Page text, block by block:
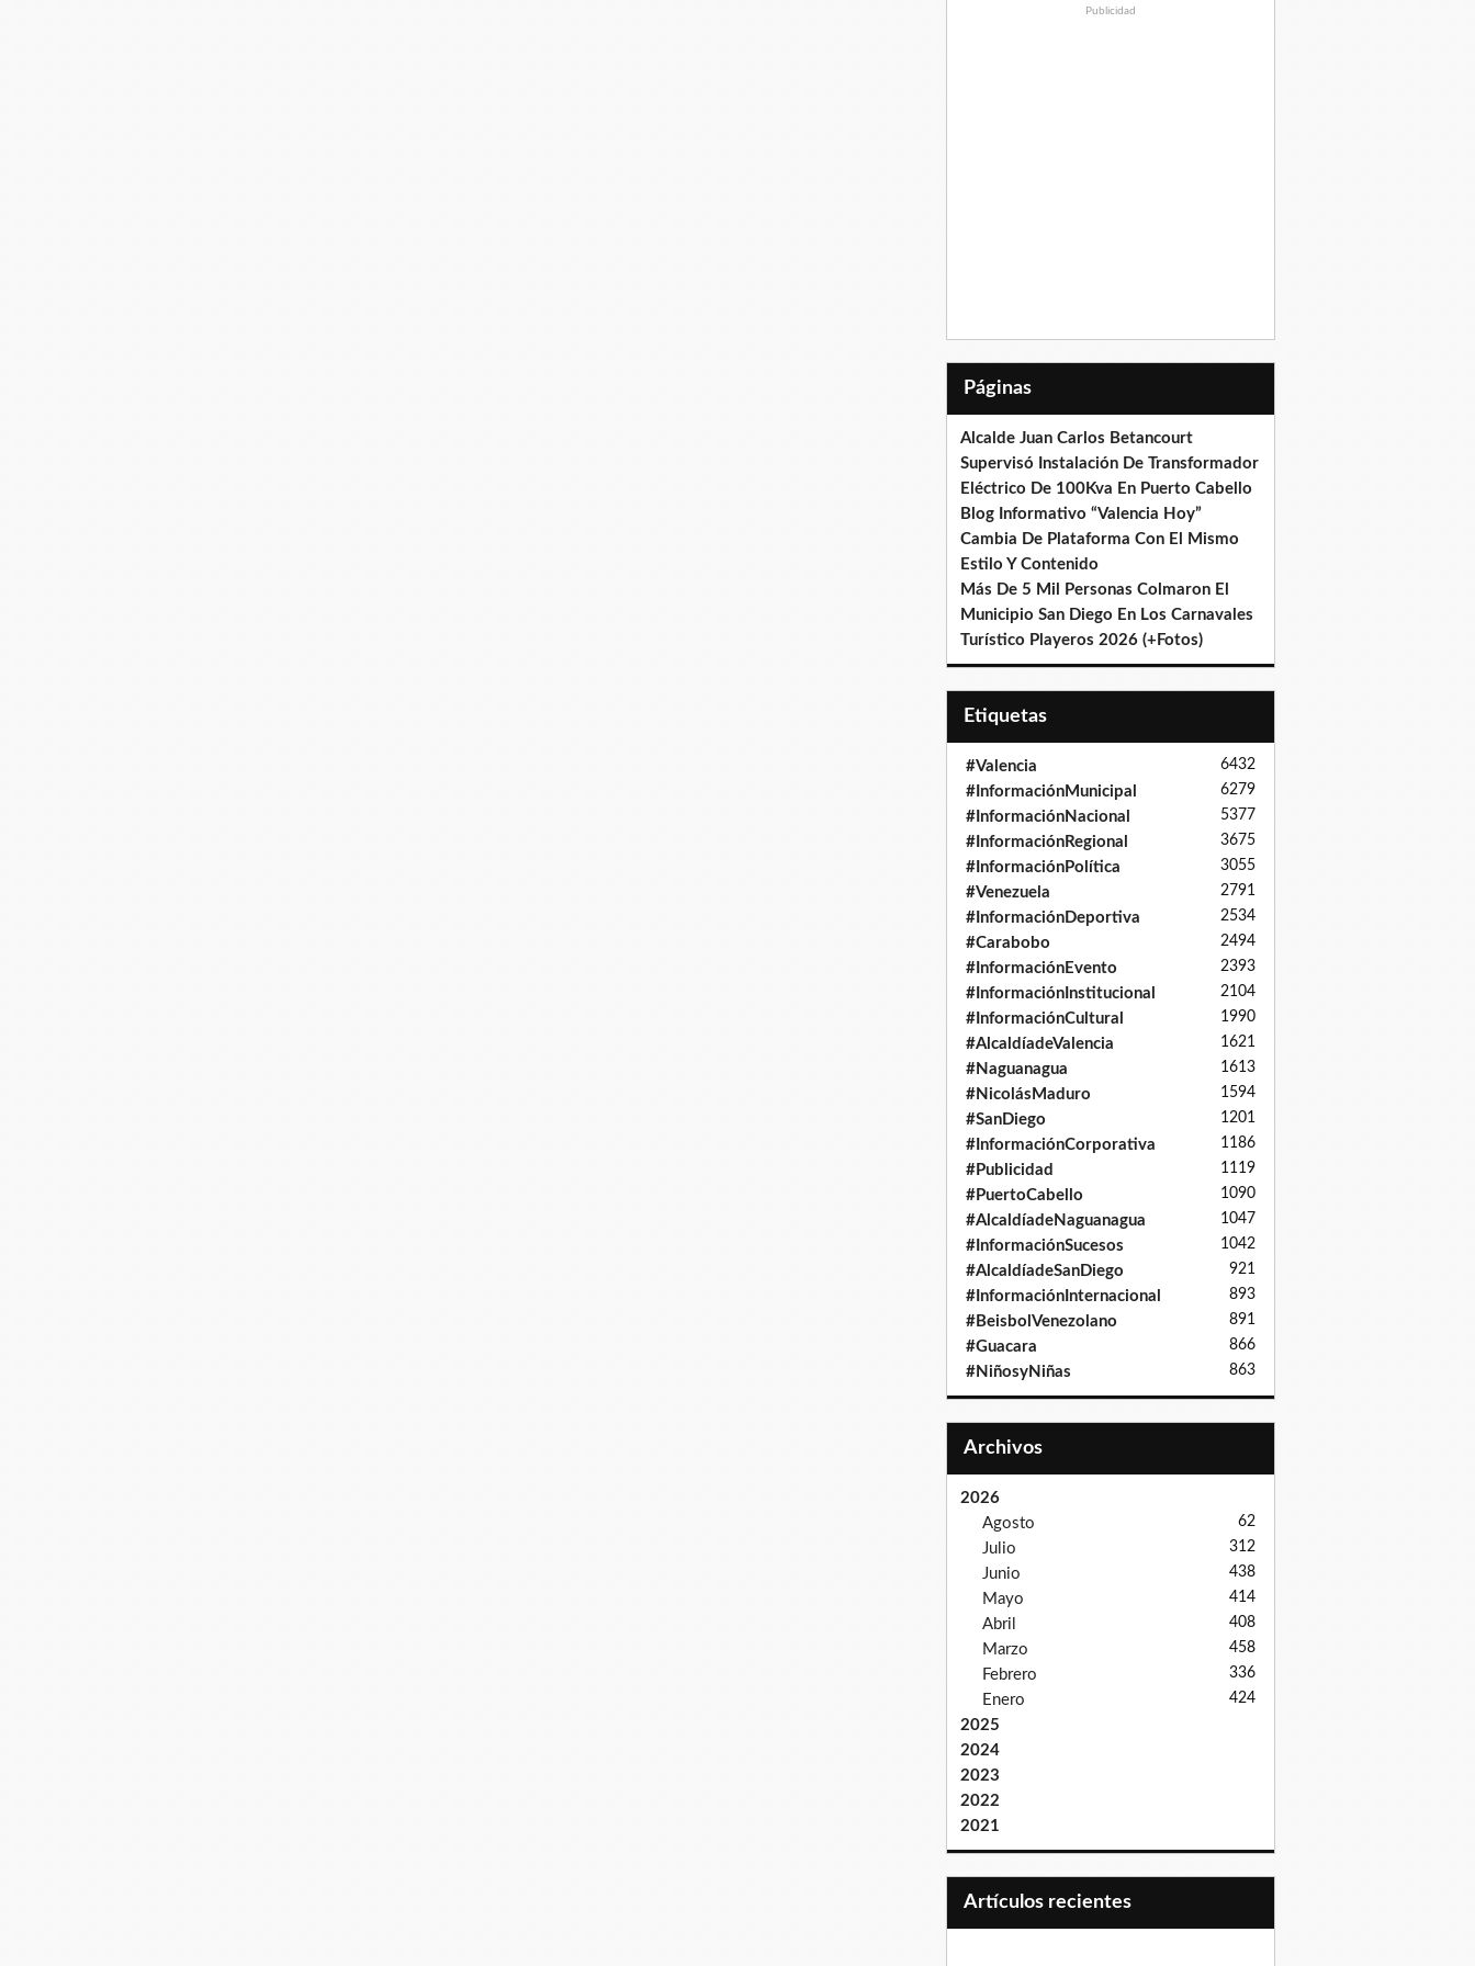
Publicidad
Páginas
Alcalde Juan Carlos Betancourt
Supervisó Instalación De Transformador
Eléctrico De 100Kva En Puerto Cabello
Blog Informativo “Valencia Hoy”
Cambia De Plataforma Con El Mismo
Estilo Y Contenido
Más De 5 Mil Personas Colmaron El
Municipio San Diego En Los Carnavales
Turístico Playeros 2026 (+Fotos)
Etiquetas
#Valencia 6432
#InformaciónMunicipal 6279
#InformaciónNacional 5377
#InformaciónRegional 3675
#InformaciónPolítica 3055
#Venezuela 2791
#InformaciónDeportiva 2534
#Carabobo 2494
#InformaciónEvento 2393
#InformaciónInstitucional 2104
#InformaciónCultural 1990
#AlcaldíadeValencia 1621
#Naguanagua 1613
#NicolásMaduro 1594
#SanDiego 1201
#InformaciónCorporativa 1186
#Publicidad 1119
#PuertoCabello 1090
#AlcaldíadeNaguanagua 1047
#InformaciónSucesos 1042
#AlcaldíadeSanDiego 921
#InformaciónInternacional 893
#BeisbolVenezolano 891
#Guacara 866
#NiñosyNiñas 863
Archivos
2026
Agosto
62
Julio 312
Junio 438
Mayo 414
Abril 408
Marzo 458
Febrero 336
Enero 424
2025
2024
2023
2022
2021
Artículos recientes